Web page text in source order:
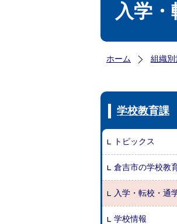
入学
ホーム 組織別
学校教育課
トピックス
倉吉市の学校教
入学・転校・通
学校情報